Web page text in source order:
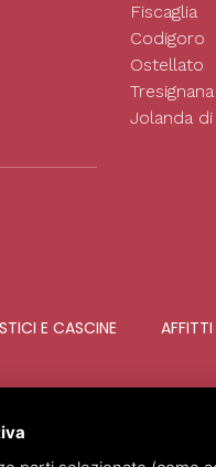
Fiscaglia
Codigoro
Ostellato
Tresignana
Jolanda di
E CASCINE AFFITTI